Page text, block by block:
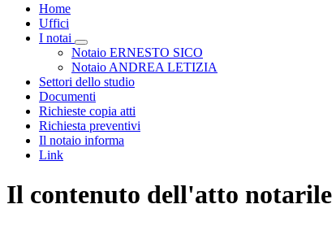
Home
Uffici
I notai
Visualizza menù di secondo livello
Notaio ERNESTO SICO
Notaio ANDREA LETIZIA
Settori dello studio
Documenti
Richieste copia atti
Richiesta preventivi
Il notaio informa
Link
Il contenuto dell'atto notarile